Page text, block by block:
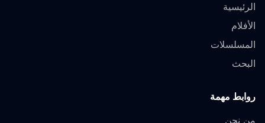
الرئيسية
الأفلام
المسلسلات
البحث
روابط مهمة
من نحن